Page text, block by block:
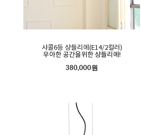
샤콜6등 샹들리에(E14/2컬러)
우아한 공간을위한 샹들리에!
380,000원